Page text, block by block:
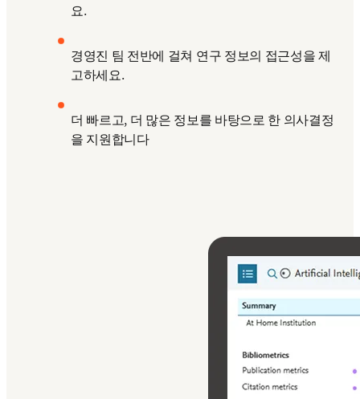
요.
경영진 팀 전반에 걸쳐 연구 정보의 접근성을 제
고하세요.
더 빠르고, 더 많은 정보를 바탕으로 한 의사결정
을 지원합니다